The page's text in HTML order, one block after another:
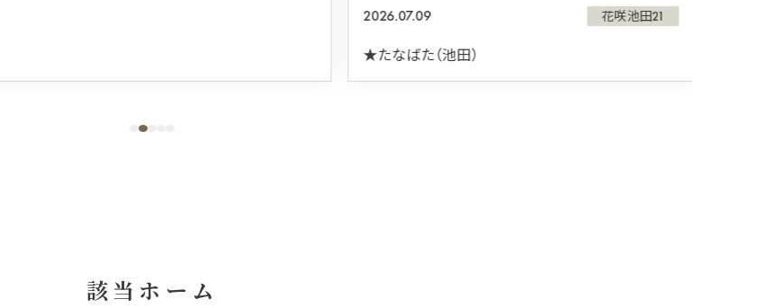
2026.07.09 花咲池田21
★たなばた（池田）
該当ホーム